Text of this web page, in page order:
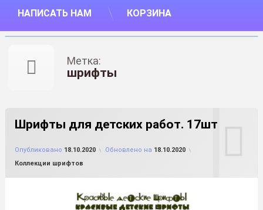
НАПИСАТЬ НАМ КОРЗИНА
Метка:
шрифты
Шрифты для детских работ. 17шт
Опубликовано 18.10.2020 Обновлено на 18.10.2020
Рубрики:
Коллекции шрифтов